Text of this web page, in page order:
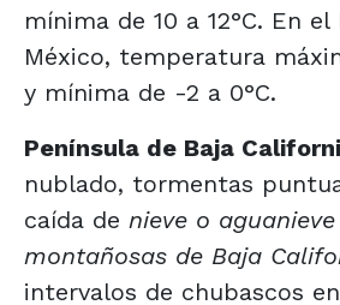
mínima de 10 a 12°C. En
México, temperatura
y mínima de -2 a 0°C.
Península de Baja
nublado, tormentas
caída de nieve o
montañosas de Baja
intervalos de chubascos